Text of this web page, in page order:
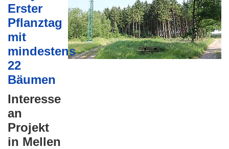
Erster
Pflanztag
mit
mindestens
22
Bäumen
Interesse
an
Projekt
in Mellen